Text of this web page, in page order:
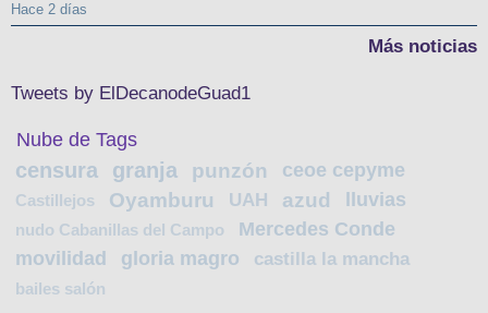
Hace 2 días
Más noticias
Tweets by ElDecanodeGuad1
Nube de Tags
censura granja punzón ceoe cepyme
Castillejos Oyamburu UAH azud lluvias
nudo Cabanillas del Campo
Mercedes Conde
movilidad
gloria magro castilla la mancha
bailes salón